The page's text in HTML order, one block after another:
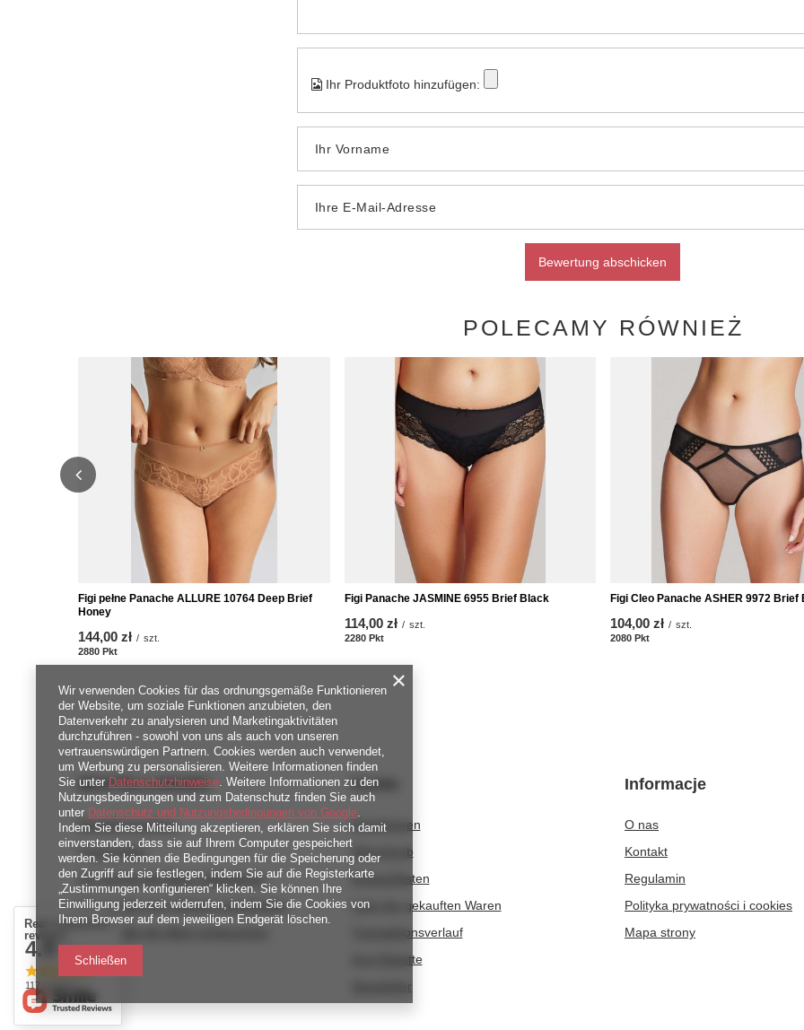
Ihr Produktfoto hinzufügen:
Ihr Vorname
Ihre E-Mail-Adresse
Bewertung abschicken
POLECAMY RÓWNIEŻ
Figi pełne Panache ALLURE 10764 Deep Brief
Honey
144,00 zł / szt.
2880 Pkt
Figi Panache JASMINE 6955 Brief Black
114,00 zł / szt.
2280 PktPunkte
Figi Cleo Panache ASHER 9972 Brief
104,00 zł / szt.
2080 Pkt
BESTELLUNGEN
Bestellungsstatus
Track-Paket
Ich möchte die Ware reklamieren
Ich möchte vom Vertrag zurücktreten
Kontakt
Konto
Registrieren
Warenkorb
Einkaufslisten
Liste der gekauften Waren
Transaktionsverlauf
Ihre Rabatte
Newsletter
Informacje
O nas
Kontakt
Regulamin
Polityka prywatności i cookies
Mapa strony
Real customers
reviews
4.9
117 reviews
Wir verwenden Cookies für das ordnungsgemäße Funktionieren
der Website, um soziale Funktionen anzubieten, den
Datenverkehr zu analysieren und Marketingaktivitäten
durchzuführen - sowohl von uns als auch von unseren
vertrauenswürdigen Partnern. Cookies werden auch verwendet,
um Werbung zu personalisieren. Weitere Informationen finden
Sie unter Datenschutzhinweise. Weitere Informationen zu den
Nutzungsbedingungen und zum Datenschutz finden Sie auch
unter Datenschutz und Nutzungsbedingungen von Google.
Indem Sie diese Mitteilung akzeptieren, erklären Sie sich damit
einverstanden, dass sie auf Ihrem Computer gespeichert
werden. Sie können die Bedingungen für die Speicherung oder
den Zugriff auf sie festlegen, indem Sie auf die Registerkarte
„Zustimmungen konfigurieren“ klicken. Sie können Ihre
Einwilligung jederzeit widerrufen, indem Sie die Cookies von
Ihrem Browser auf dem jeweiligen Endgerät löschen.
Schließen